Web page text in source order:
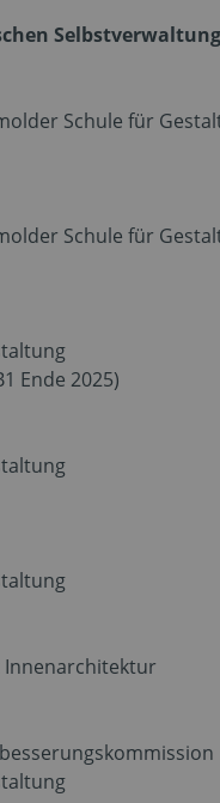
Selbstverwaltung
Schule für
Schule für
Ende 2025)